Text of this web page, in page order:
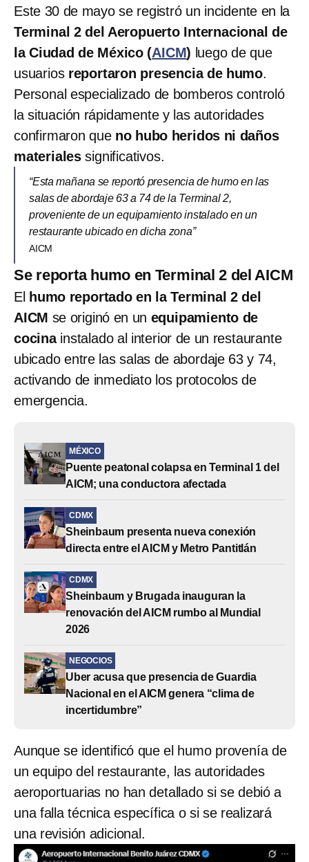
Este 30 de mayo se registró un incidente en la
Terminal 2 del Aeropuerto Internacional de
la Ciudad de México (AICM) luego de que
usuarios reportaron presencia de humo.
Personal especializado de bomberos controló
la situación rápidamente y las autoridades
confirmaron que no hubo heridos ni daños
materiales significativos.
“Esta mañana se reportó presencia de humo en las
salas de abordaje 63 a 74 de la Terminal 2,
proveniente de un equipamiento instalado en un
restaurante ubicado en dicha zona”
AICM
Se reporta humo en Terminal 2 del AICM
El humo reportado en la Terminal 2 del
AICM se originó en un equipamiento de
cocinainstalado al interior de un restaurante
ubicado entre las salas de abordaje 63 y 74,
activando de inmediato los protocolos de
emergencia.
MÉXICO
Puente peatonal colapsa en Terminal 1 del
AICM; una conductora afectada
CDMX
Sheinbaum presenta nueva conexión
directa entre el AICM y Metro Pantitlán
CDMX
Sheinbaum y Brugada inauguran la
renovación del AICM rumbo al Mundial
2026
NEGOCIOS
Uber acusa que presencia de Guardia
Nacional en el AICM genera “clima de
incertidumbre”
Aunque se identificó que el humo provenía de
un equipo del restaurante, las autoridades
aeroportuarias no han detallado si se debió a
una falla técnica específica o si se realizará
una revisión adicional.